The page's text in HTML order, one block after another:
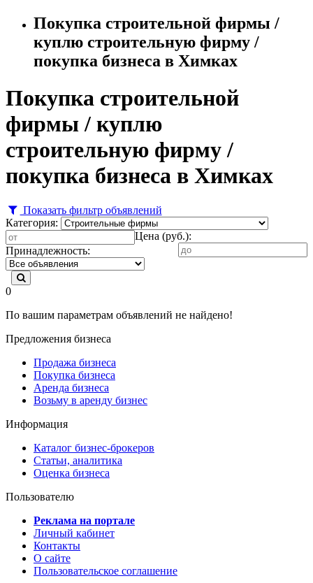
Покупка строительной фирмы /
куплю строительную фирму /
покупка бизнеса в Химках
Покупка строительной
фирмы / куплю
строительную фирму /
покупка бизнеса в Химках
Показать фильтр объявлений
Категория:
Цена (руб.):
Принадлежность:
0
По вашим параметрам объявлений не найдено!
Предложения бизнеса
Продажа бизнеса
Покупка бизнеса
Аренда бизнеса
Возьму в аренду бизнес
Информация
Каталог бизнес-брокеров
Статьи, аналитика
Оценка бизнеса
Пользователю
Реклама на портале
Личный кабинет
Контакты
О сайте
Пользовательское соглашение